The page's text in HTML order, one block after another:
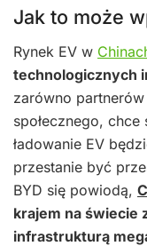
Jak to może
Rynek EV w
technologicznych
zarówno
społecznego,
ładowanie EV
przestanie być
BYD się powiodą,
krajem na świecie
infrastrukturą